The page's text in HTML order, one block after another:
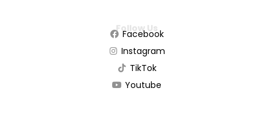
Facebook
Instagram
TikTok
Youtube